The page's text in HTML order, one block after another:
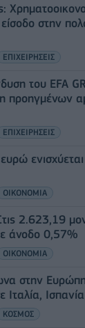
στην
ΕΠΙΧΕΙΡΗΣΕΙΣ
του EFA
προηγμένων
ΕΠΙΧΕΙΡΗΣΕΙΣ
ΟΙΚΟΝΟΜΙΑ
2.623,19
άνοδο 0,57%
ΟΙΚΟΝΟΜΙΑ
στην
ΚΟΣΜΟΣ